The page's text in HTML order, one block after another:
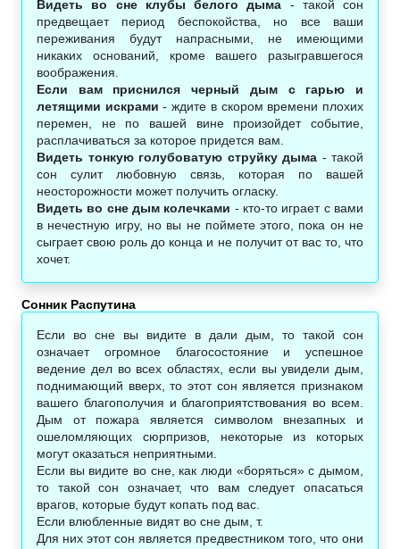
Видеть во сне клубы белого дыма - такой сон
предвещает период беспокойства, но все ваши
переживания будут напрасными, не имеющими
никаких оснований, кроме вашего разыгравшегося
воображения.
Если вам приснился черный дым с гарью и
летящими искрами - ждите в скором времени плохих
перемен, не по вашей вине произойдет событие,
расплачиваться за которое придется вам.
Видеть тонкую голубоватую струйку дыма - такой
сон сулит любовную связь, которая по вашей
неосторожности может получить огласку.
Видеть во сне дым колечками - кто-то играет с вами
в нечестную игру, но вы не поймете этого, пока он не
сыграет свою роль до конца и не получит от вас то, что
хочет.
Сонник Распутина
Если во сне вы видите в дали дым, то такой сон
означает огромное благосостояние и успешное
ведение дел во всех областях, если вы увидели дым,
поднимающий вверх, то этот сон является признаком
вашего благополучия и благоприятствования во всем.
Дым от пожара является символом внезапных и
ошеломляющих сюрпризов, некоторые из которых
могут оказаться неприятными.
Если вы видите во сне, как люди «боряться» с дымом,
то такой сон означает, что вам следует опасаться
врагов, которые будут копать под вас.
Если влюбленные видят во сне дым, т.
Для них этот сон является предвестником того, что они